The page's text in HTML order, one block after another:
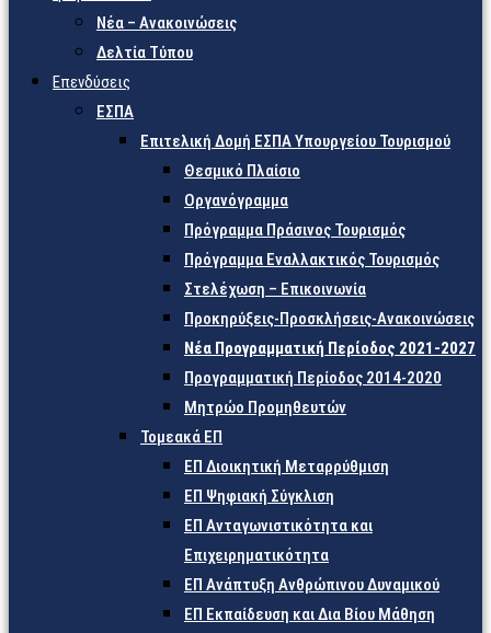
Νέα – Ανακοινώσεις
Δελτία Τύπου
Επενδύσεις
ΕΣΠΑ
Επιτελική Δομή ΕΣΠΑ Υπουργείου Τουρισμού
Θεσμικό Πλαίσιο
Οργανόγραμμα
Πρόγραμμα Πράσινος Τουρισμός
Πρόγραμμα Εναλλακτικός Τουρισμός
Στελέχωση – Επικοινωνία
Προκηρύξεις-Προσκλήσεις-Ανακοινώσεις
Νέα Προγραμματική Περίοδος 2021-2027
Προγραμματική Περίοδος 2014-2020
Μητρώο Προμηθευτών
Τομεακά ΕΠ
ΕΠ Διοικητική Μεταρρύθμιση
ΕΠ Ψηφιακή Σύγκλιση
ΕΠ Ανταγωνιστικότητα και
Επιχειρηματικότητα
ΕΠ Ανάπτυξη Ανθρώπινου Δυναμικού
ΕΠ Εκπαίδευση και Δια Βίου Μάθηση